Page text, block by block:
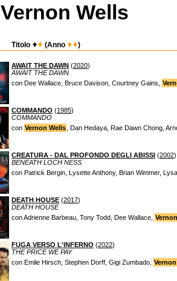
Vernon Wells
Titolo (Anno )
AWAIT THE DAWN (2020)
AWAIT THE DAWN
con Dee Wallace, Bruce Davison, Courtney Gains,
COMMANDO (1985)
COMMANDO
con Vernon Wells , Dan Hedaya, Rae Dawn Chong,
CREATURA - DAL PROFONDO DEGLI ABISSI (2002)
BENEATH LOCH NESS
con Patrick Bergin, Lysette Anthony, Brian Wimmer,
DEATH HOUSE (2017)
DEATH HOUSE
con Adrienne Barbeau, Tony Todd, Dee Wallace,
FUGA VERSO L'INFERNO (2022)
THE PRICE WE PAY
con Emile Hirsch, Stephen Dorff, Gigi Zumbado,